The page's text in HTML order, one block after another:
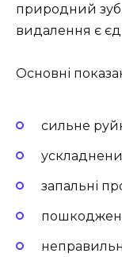
природний зуб,
видалення є
Основні
сильне
запальні